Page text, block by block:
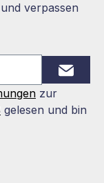
verpassen
zur
gelesen und bin